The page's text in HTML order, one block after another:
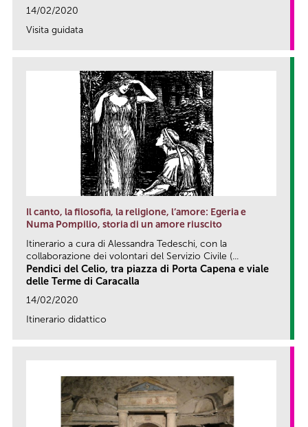
14/02/2020
Visita guidata
Il canto, la filosofia, la religione, l’amore: Egeria e
Numa Pompilio, storia di un amore riuscito
Itinerario a cura di Alessandra Tedeschi, con la
collaborazione dei volontari del Servizio Civile (...
Pendici del Celio, tra piazza di Porta Capena e viale
delle Terme di Caracalla
14/02/2020
Itinerario didattico